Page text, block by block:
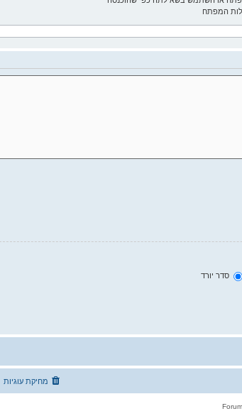
המפתח
סדר יורד
מחיקת עוגיות